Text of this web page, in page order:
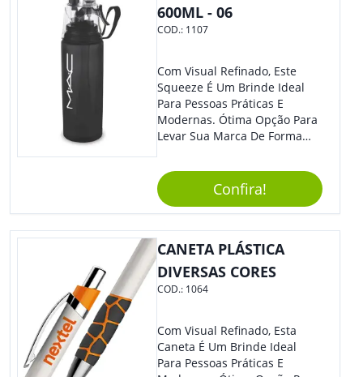
600ML - 06
COD.: 1107
Com Visual Refinado, Este
Squeeze É Um Brinde Ideal
Para Pessoas Práticas E
Modernas. Ótima Opção Para
Levar Sua Marca De Forma
Sua Empresa Em Eventos,
Reuniões Corporativas Ou Até
Mesmo Para Presentear
Colaboradores E Parceiros De
Sua Empresa.
Confira!
CANETA PLÁSTICA
DIVERSAS CORES
COD.: 1064
Com Visual Refinado, Esta
Caneta É Um Brinde Ideal
Para Pessoas Práticas E